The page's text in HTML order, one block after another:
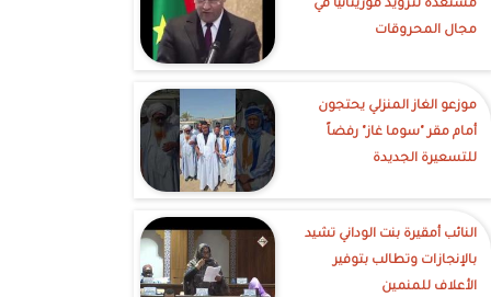
مستعدة لتزويد موريتانيا في
مجال المحروقات
موزعو الغاز المنزلي يحتجون
أمام مقر "سوما غاز" رفضاً
للتسعيرة الجديدة
النائب أمقيرة بنت الوداني تشيد
بالإنجازات وتطالب بتوفير
الأعلاف للمنمين